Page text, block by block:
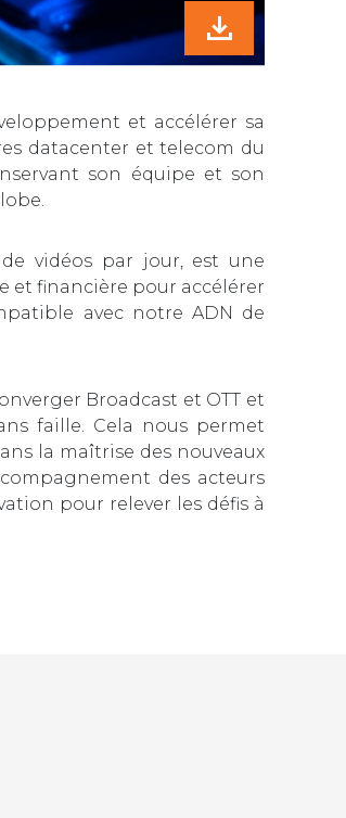
et accélérer sa
datacenter et telecom du
son équipe et son
vidéos par jour, est une
et financière pour accélérer
avec notre ADN de
Broadcast et OTT et
faille. Cela nous permet
la maîtrise des nouveaux
des acteurs
pour relever les défis à